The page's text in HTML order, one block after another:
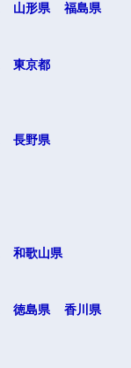
山形県 福島県
東京都
長野県
和歌山県
徳島県
香川県